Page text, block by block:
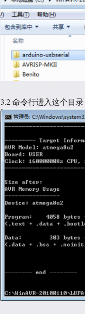
3.2 命令行进入这个目